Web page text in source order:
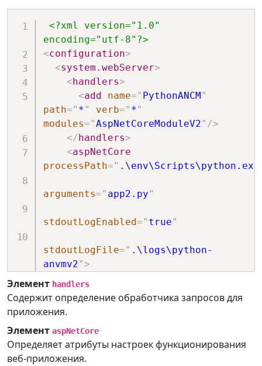
<?xml version="1.0"
encoding="utf-8"?>
<configuration>
<system.webServer>
< handlers>
<add name=" PythonANCM "
path=" *" verb=" *"
modules="AspNetCoreModuleV2" />
</ handlers>
<aspNetCore
processPath=" .\env\Scripts\python.exe
arguments=" app2.py"
stdoutLogEnabled=" true"
stdoutLogFile=" .\logs\python-
anvmv2">
</
system.webServer
configuration>
Элемент handlers
Содержит определение обработчика запросов для
приложения.
Элемент aspNetCore
Определяет атрибуты настроек функционирования
веб-приложения.